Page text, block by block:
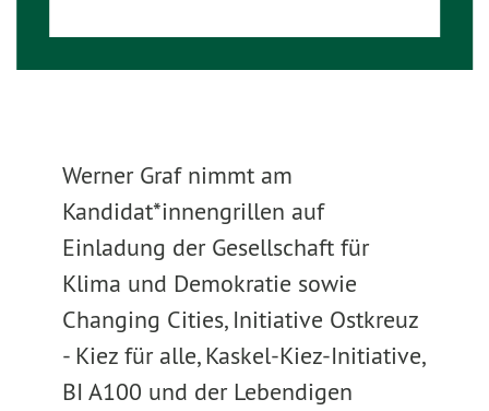
Werner Graf nimmt am
Kandidat*innengrillen auf
Einladung der Gesellschaft für
Klima und Demokratie sowie
Changing Cities, Initiative Ostkreuz
- Kiez für alle, Kaskel-Kiez-Initiative,
BI A100 und der Lebendigen